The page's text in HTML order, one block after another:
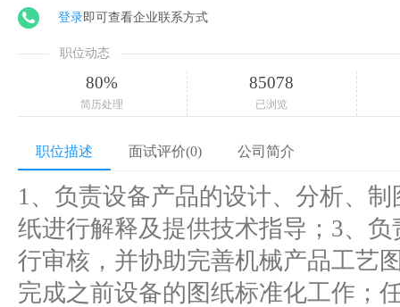
登录即可查看企业联系方式
职位动态
80%
简历处理
85078
已浏览
职位描述 面试评价(0) 公司简介
1、负责设备产品的设计、分析、
纸进行解释及提供技术指导；3、
行审核，并协助完善机械产品工艺
完成之前设备的图纸标准化工作；